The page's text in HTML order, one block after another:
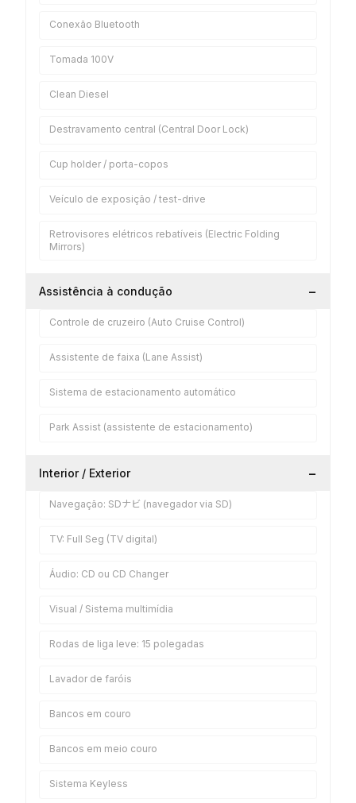
Conexão Bluetooth
Tomada 100V
Clean Diesel
Destravamento central (Central Door Lock)
Cup holder / porta-copos
Veículo de exposição / test-drive
Retrovisores elétricos rebatíveis (Electric Folding
Mirrors)
Assistência à condução −
Controle de cruzeiro (Auto Cruise Control)
Assistente de faixa (Lane Assist)
Sistema de estacionamento automático
Park Assist (assistente de estacionamento)
Interior / Exterior −
Navegação: SDナビ (navegador via SD)
TV: Full Seg (TV digital)
Áudio: CD ou CD Changer
Visual / Sistema multimídia
Rodas de liga leve: 15 polegadas
Lavador de faróis
Bancos em couro
Bancos em meio couro
Sistema Keyless